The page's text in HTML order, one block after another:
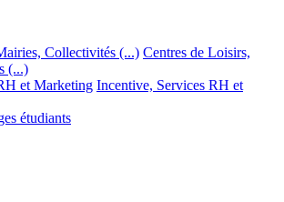
Collectivités (...) Centres de Loisirs,
(...)
et Marketing Incentive, Services RH et
étudiants